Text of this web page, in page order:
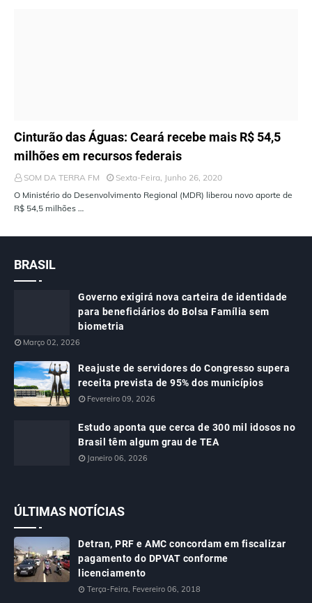
ÚLTIMAS NOTÍCIAS
Cinturão das Águas: Ceará recebe mais R$ 54,5
milhões em recursos federais
SOM DA TERRA FM
Sexta-Feira, Junho 26, 2020
O Ministério do Desenvolvimento Regional (MDR) liberou novo aporte de
R$ 54,5 milhões …
BRASIL
Governo exigirá nova carteira de identidade
para beneficiários do Bolsa Família sem
biometria
Março 02, 2026
Reajuste de servidores do Congresso supera
receita prevista de 95% dos municípios
Fevereiro 09, 2026
Estudo aponta que cerca de 300 mil idosos no
Brasil têm algum grau de TEA
Janeiro 06, 2026
ÚLTIMAS NOTÍCIAS
Detran, PRF e AMC concordam em fiscalizar
pagamento do DPVAT conforme
licenciamento
Terça-Feira, Fevereiro 06, 2018